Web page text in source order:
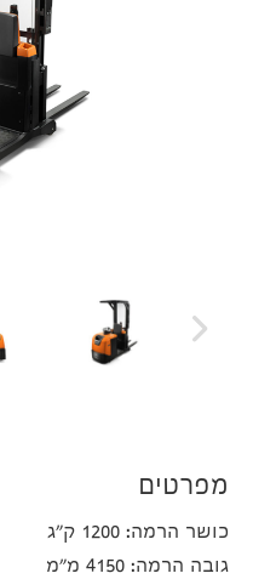
מפרטים
כושר הרמה: 1200 ק"ג
גובה הרמה: 4150 מ"מ